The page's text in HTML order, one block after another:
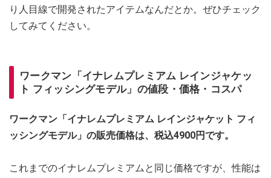
り人目線で開発されたアイテムなんだとか。ぜひチェック
してみてください。
ワークマン「イナレムプレミアム レインジャケッ
ト フィッシングモデル」の値段・価格・コスパ
ワークマン「イナレムプレミアム レインジャケット フィ
ッシングモデル」の販売価格は、税込4900円です。
これまでのイナレムプレミアムと同じ価格ですが、性能は